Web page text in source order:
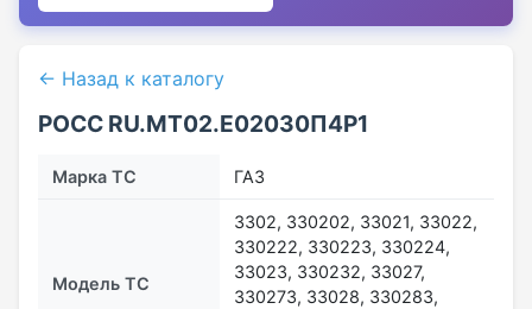
← Назад к каталогу
РОСС RU.МТ02.E02030П4Р1
Марка ТС ГАЗ
Модель ТС
3302, 330202, 33021, 33022,
330222, 330223, 330224,
33023, 330232, 33027,
330273, 33028, 330283,